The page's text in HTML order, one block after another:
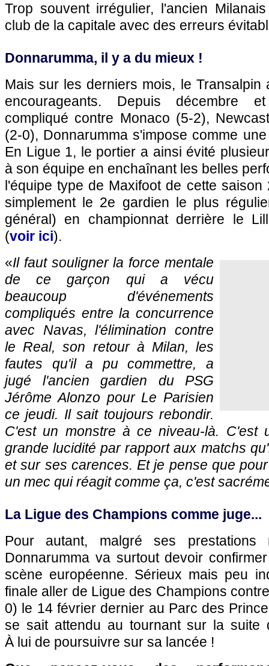
Trop souvent irrégulier, l'ancien
club de la capitale avec des erreurs
Donnarumma, il y a du mieux !
Mais sur les derniers mois, le Transalpin
encourageants. Depuis décembre
compliqué contre Monaco (5-2),
(2-0), Donnarumma s'impose comme
En Ligue 1, le portier a ainsi évité
à son équipe en enchaînant les belles
l'équipe type de Maxifoot de cette saison
simplement le 2e gardien le plus
général) en championnat derrière le
(voir ici).
«Il faut souligner la force mentale
de ce garçon qui a vécu
beaucoup d'événements
compliqués entre la concurrence
avec Navas, l'élimination contre
le Real, son retour à Milan, les
fautes qu'il a pu commettre, a
jugé l'ancien gardien du PSG
Jérôme Alonzo pour Le Parisien
ce jeudi. Il sait toujours rebondir.
C'est un monstre à ce niveau-là. C'est
grande lucidité par rapport aux matchs
et sur ses carences. Et je pense que
un mec qui réagit comme ça, c'est
La Ligue des Champions comme juge...
Pour autant, malgré ses prestations
Donnarumma va surtout devoir
scène européenne. Sérieux mais peu
finale aller de Ligue des Champions
0) le 14 février dernier au Parc des
se sait attendu au tournant sur la suite
À lui de poursuivre sur sa lancée !